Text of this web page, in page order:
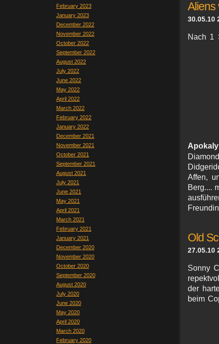
February 2023
January 2023
December 2022
November 2022
October 2022
September 2022
August 2022
July 2022
June 2022
May 2022
April 2022
March 2022
February 2022
January 2022
December 2021
November 2021
October 2021
September 2021
August 2021
July 2021
June 2021
May 2021
April 2021
March 2021
February 2021
January 2021
December 2020
November 2020
October 2020
September 2020
August 2020
July 2020
June 2020
May 2020
April 2020
March 2020
February 2020
Aliens
30.05.10
Nach 1
Affen,
Berg....
Old
27.05.10
Sonny
der
beim